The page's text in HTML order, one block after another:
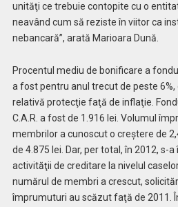
unităţi ce trebuie contopite cu o
neavând cum să reziste în viitor ca
nebancară”, arată Marioara Dună.
Procentul mediu de bonificare a
a fost pentru anul trecut de peste 6%,
relativă protecţie faţă de inflaţie.
C.A.R. a fost de 1.916 lei. Volumul
membrilor a cunoscut o creştere de
de 4.875 lei. Dar, per total, în 2012, s-
activităţii de creditare la nivelul
numărul de membri a crescut,
împrumuturi au scăzut faţă de 2011.